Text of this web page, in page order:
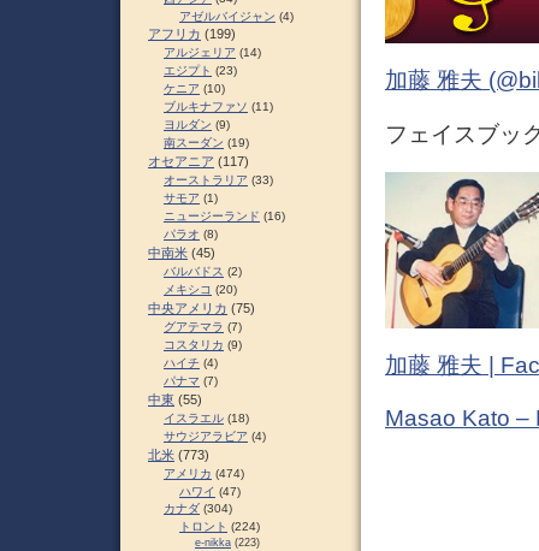
加藤 雅夫
フェイスブッ
加藤 雅夫 |
Masao Kato –
アゼルバイジャン (4)
アフリカ (199)
アルジェリア (14)
エジプト (23)
ケニア (10)
ブルキナファソ (11)
ヨルダン (9)
南スーダン (19)
オセアニア (117)
オーストラリア (33)
サモア (1)
ニュージーランド (16)
パラオ (8)
中南米 (45)
バルバドス (2)
メキシコ (20)
中央アメリカ (75)
グアテマラ (7)
コスタリカ (9)
ハイチ (4)
パナマ (7)
中東 (55)
イスラエル (18)
サウジアラビア (4)
北米 (773)
アメリカ (474)
ハワイ (47)
カナダ (304)
トロント (224)
e-nikka (223)